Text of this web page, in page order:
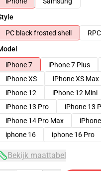
PC black frosted shell
iPhone 7
iPhone 7 Plus
iPhone XS
iPhone XS Max
iPhone 12
iPhone 12 Mini
iPhone 13 Pro
iPhone 13
iPhone 14 Pro Max
iphone 16
iphone 16 Pro
Bekijk maattabel